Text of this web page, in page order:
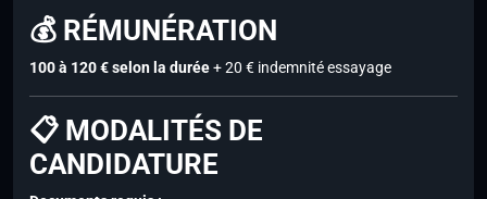
💰 RÉMUNÉRATION
100 à 120 € selon la durée+ 20 € indemnité essayage
📋 MODALITÉS DE
CANDIDATURE